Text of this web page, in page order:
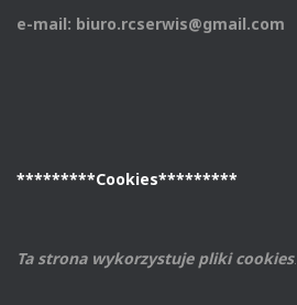
e-mail: biuro.rcserwis@gmail.com
*********Cookies*********
Ta strona wykorzystuje pliki cookies.